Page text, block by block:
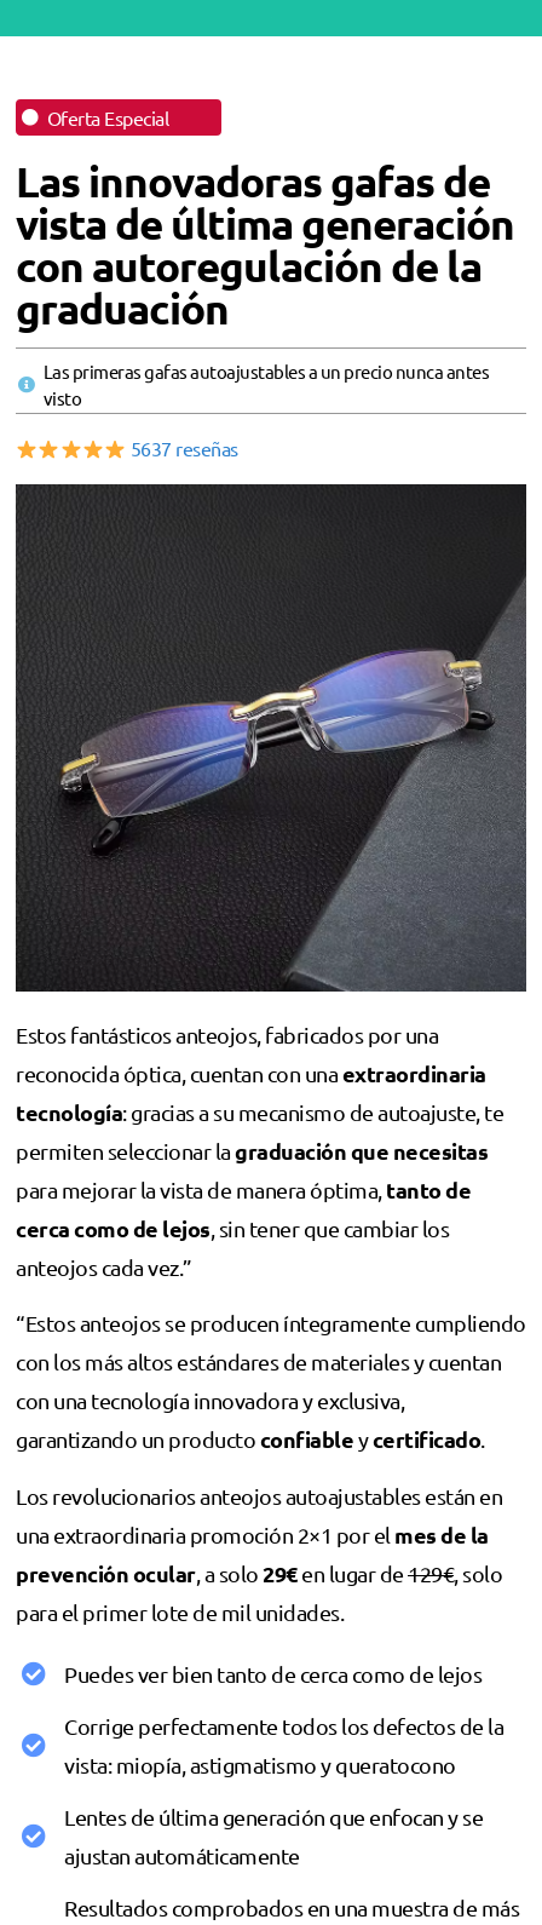
Oferta Especial
Las innovadoras gafas de
vista de última generación
con autoregulación de la
graduación
Las primeras gafas autoajustables a un precio nunca antes
visto
5637 reseñas
Estos fantásticos anteojos, fabricados por una
reconocida óptica, cuentan con unaextraordinaria
tecnología: gracias a su mecanismo de autoajuste, te
permiten seleccionar lagraduación que necesitas
para mejorar la vista de manera óptima, tanto de
cerca como de lejos , sin tener que cambiar los
anteojos cada vez.”
“Estos anteojos se producen íntegramente cumpliendo
con los más altos estándares de materiales y cuentan
con una tecnología innovadora y exclusiva,
garantizando un productoconfiableycertificado.
Los revolucionarios anteojos autoajustables están en
una extraordinaria promoción 2×1 por el mes de la
prevención ocular, a solo29€en lugar de129€, solo
para el primer lote de mil unidades.
Puedes ver bien tanto de cerca como de lejos
Corrige perfectamente todos los defectos de la
vista: miopía, astigmatismo y queratocono
Lentes de última generación que enfocan y se
ajustan automáticamente
Resultados comprobados en una muestra de más